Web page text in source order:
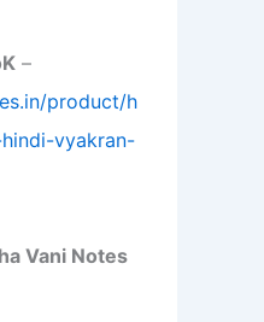
–
product/h
vyakran-
Vani Notes